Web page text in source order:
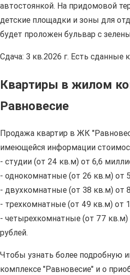
автостоянкой. На придомовой
детские площадки и зоны для
будет проложен бульвар с
Сдача: 3 кв.2026 г. Есть сданные
Квартиры в жилом
Равновесие
Продажа квартир в ЖК
имеющейся информации
- студии (от 24 кв.м) от 6,6
- однокомнатные (от 26 кв.м) от
- двухкомнатные (от 38 кв.м) от
- трехкомнатные (от 49 кв.м) от
- четырехкомнатные (от 77
рублей.
Чтобы узнать более
комплексе "Равновесие" и о